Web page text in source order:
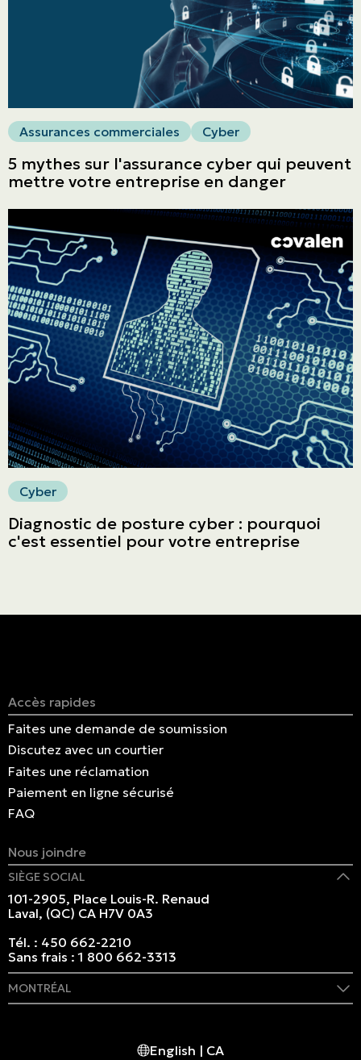
Entreprises
Obtenir une soumission
Urgences et réclamations
À propos
Blogue
Nous joindre
English | CA
Faites un paiement
Assurances commerciales Cyber
5 mythes sur l'assurance cyber qui peuvent
mettre votre entreprise en danger
Cyber
Diagnostic de posture cyber : pourquoi
c'est essentiel pour votre entreprise
Accès rapides
Faites une demande de soumission
Discutez avec un courtier
Faites une réclamation
Paiement en ligne sécurisé
FAQ
Nous joindre
SIÈGE SOCIAL
101-2905, Place Louis-R. Renaud
Laval, (QC) CA H7V 0A3
Tél. : 450 662-2210
Sans frais :1 800 662-3313
MONTRÉAL
English | CA